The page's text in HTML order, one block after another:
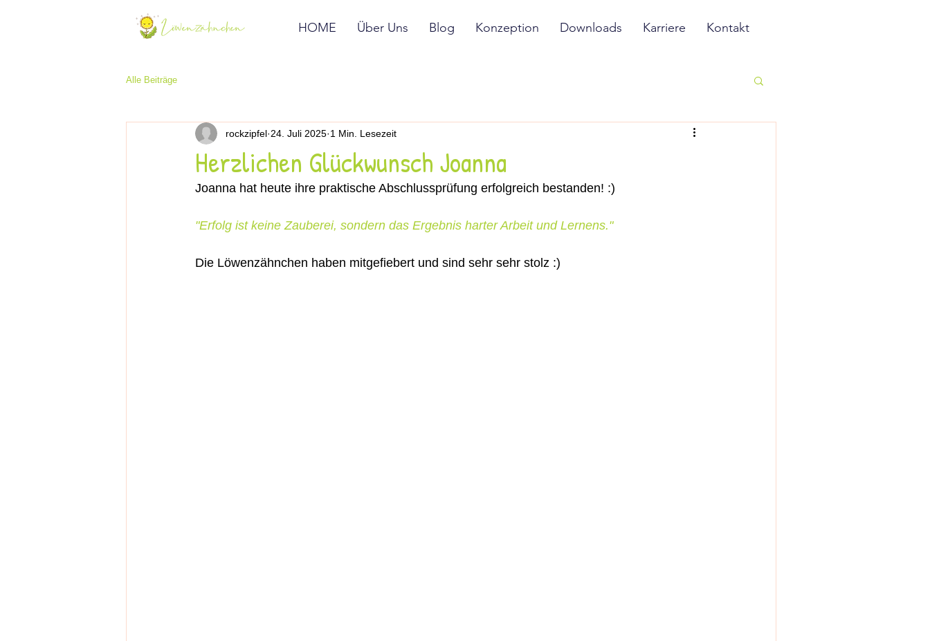
HOME Über Uns Blog Konzeption Downloads Karriere Kontakt
Alle Beiträge
Herzlichen Glückwunsch Joanna
rockzipfel 24. Juli 2025 1 Min. Lesezeit
Joanna hat heute ihre praktische Abschlussprüfung erfolgreich bestanden! :)
"Erfolg ist keine Zauberei, sondern das Ergebnis harter Arbeit und Lernens."
Die Löwenzähnchen haben mitgefiebert und sind sehr sehr stolz :)